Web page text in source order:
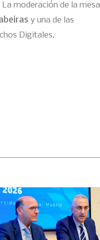
La moderación de la mesa
y una de las
Digitales.